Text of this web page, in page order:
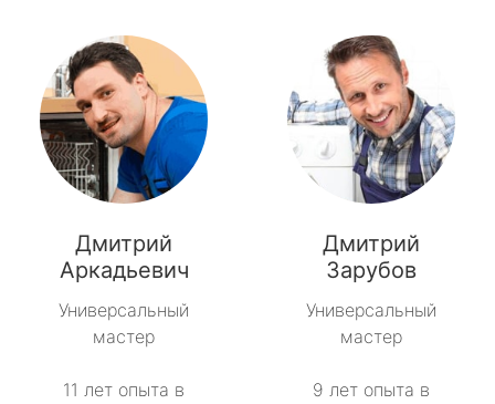
Дмитрий
Аркадьевич
Универсальный
мастер
11 лет опыта в
Дмитрий
Зарубов
Универсальный
мастер
9 лет опыта в